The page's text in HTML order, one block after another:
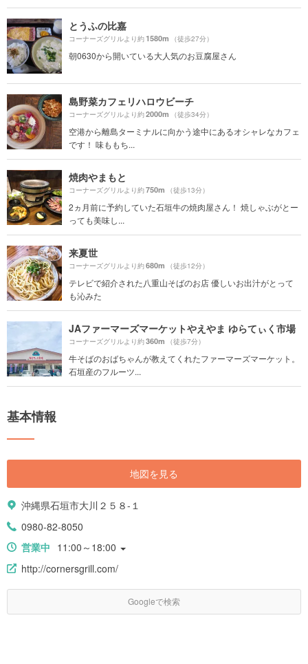
とうふの比嘉
コーナーズグリルより約1580m （徒歩27分）
朝0630から開いている大人気のお豆腐屋さん
島野菜カフェリハロウビーチ
コーナーズグリルより約2000m （徒歩34分）
空港から離島ターミナルに向かう途中にあるオシャレなカフェ
です！ 味ももち...
焼肉やまもと
コーナーズグリルより約750m （徒歩13分）
2ヵ月前に予約していた石垣牛の焼肉屋さん！ 焼しゃぶがとー
っても美味し...
来夏世
コーナーズグリルより約680m （徒歩12分）
テレビで紹介された八重山そばのお店 優しいお出汁がとって
も沁みた
JAファーマーズマーケットやえやま ゆらてぃく市場
コーナーズグリルより約360m （徒歩7分）
牛そばのおばちゃんが教えてくれたファーマーズマーケット。
石垣産のフルーツ...
基本情報
地図を見る
沖縄県石垣市大川２５８-１
0980-82-8050
営業中 11:00～18:00
http://cornersgrill.com/
Googleで検索